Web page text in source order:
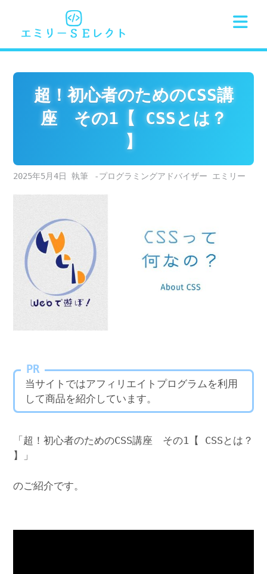
content
超！初心者のためのCSS講
座 その1【 CSSとは？
】
2025年5月4日 -プログラミングアドバイザー エミリー
PR
当サイトではアフィリエイトプログラムを利用
して商品を紹介しています。
「超！初心者のためのCSS講座 その1【 CSSとは？
】」
のご紹介です。